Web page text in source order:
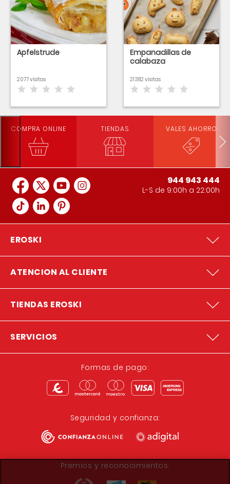
Apfelstrude
2077 visitas
Empanadillas de
calabaza
21382 visitas
COMPRA ONLINE TIENDAS VALES AHORRO
944 943 444
L-S de 9:00h a 22:00h
EROSKI
ATENCION AL CLIENTE
TIENDAS EROSKI
SERVICIOS
Formas de pago:
Seguridad y confianza:
Premios y reconocimientos: